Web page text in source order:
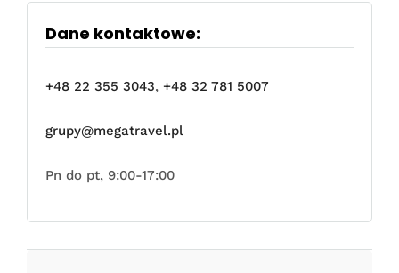
Dane kontaktowe:
+48 22 355 3043, +48 32 781 5007
grupy@megatravel.pl
Pn do pt, 9:00-17:00